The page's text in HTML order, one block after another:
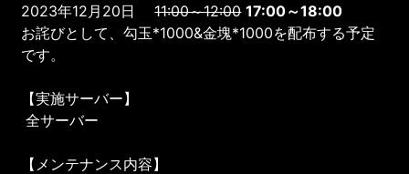
2023年12月20日11:00～12:00 17:00～18:00
お詫びとして、勾玉*1000&金塊*1000を配布する予定
です。
【実施サーバー】
全サーバー
【メンテナンス内容】